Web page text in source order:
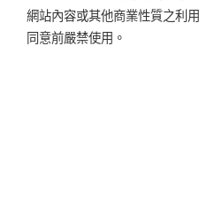
網站內容或其他商業性質之利
同意前嚴禁使用。